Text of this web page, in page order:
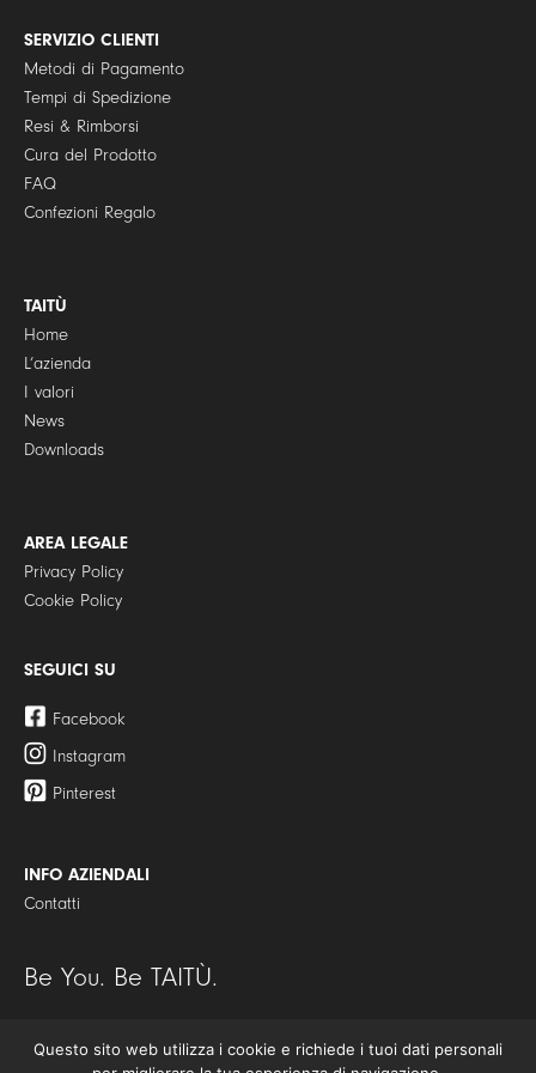
y
*
SERVIZIO CLIENTI
Metodi di Pagamento
Tempi di Spedizione
Resi & Rimborsi
Cura del Prodotto
FAQ
Confezioni Regalo
TAITÙ
Home
L’azienda
I valori
News
Downloads
AREA LEGALE
Privacy Policy
Cookie Policy
SEGUICI SU
Facebook
Instagram
Pinterest
INFO AZIENDALI
Contatti
Be You. Be TAITÙ.
Questo sito web utilizza i cookie e richiede i tuoi dati personali